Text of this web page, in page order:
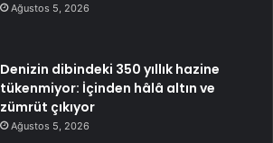
Ağustos 5, 2026
Denizin dibindeki 350 yıllık hazine
tükenmiyor: İçinden hâlâ altın ve
zümrüt çıkıyor
Ağustos 5, 2026